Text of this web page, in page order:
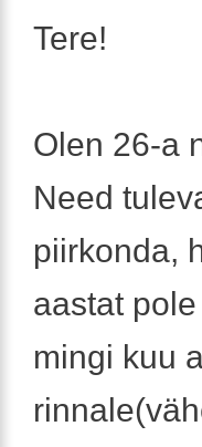
Tere!
Olen 26-a
Need
piirkonda,
aastat
mingi kuu